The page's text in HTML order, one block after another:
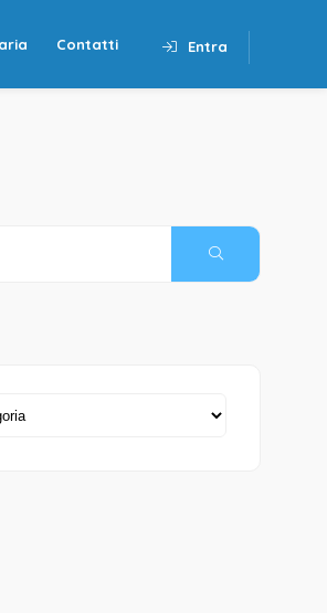
Entra
Contatti